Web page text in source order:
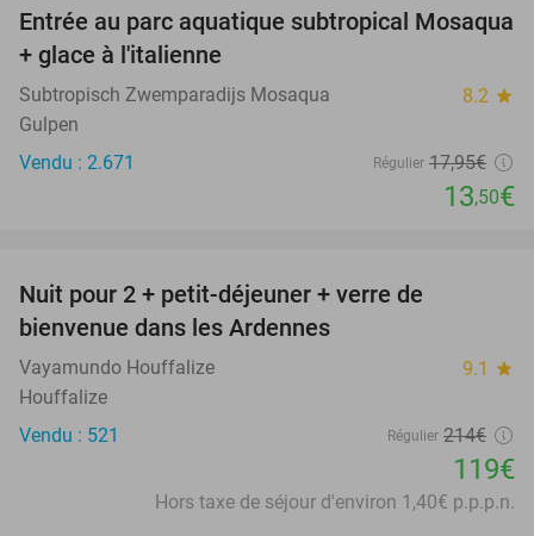
25%
Entrée au parc aquatique subtropical Mosaqua
+ glace à l'italienne
Subtropisch Zwemparadijs Mosaqua 8.2 star
Gulpen
Vendu : 2.671
Régulier 17,95€
13,50€
Nuit pour 2 + petit-déjeuner + verre de
bienvenue dans les Ardennes
Vayamundo Houffalize 9.1 star
Houffalize
Vendu : 521
Régulier 214€
119€
Hors taxe de séjour d'environ 1,40€ p.p.p.n.